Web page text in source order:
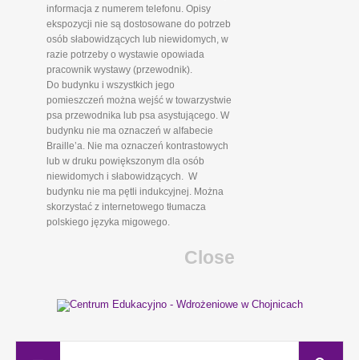
informacja z numerem telefonu. Opisy
ekspozycji nie są dostosowane do potrzeb
osób słabowidzących lub niewidomych, w
razie potrzeby o wystawie opowiada
pracownik wystawy (przewodnik).
Do budynku i wszystkich jego
pomieszczeń można wejść w towarzystwie
psa przewodnika lub psa asystującego. W
budynku nie ma oznaczeń w alfabecie
Braille’a. Nie ma oznaczeń kontrastowych
lub w druku powiększonym dla osób
niewidomych i słabowidzących. W
budynku nie ma pętli indukcyjnej. Można
skorzystać z internetowego tłumacza
polskiego języka migowego.
Close